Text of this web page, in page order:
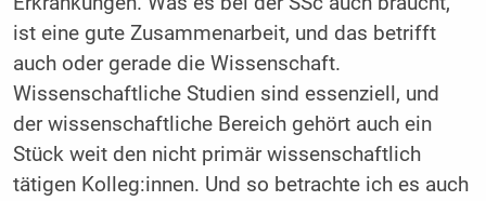
ist eine gute Zusammenarbeit, und das betrifft
auch oder gerade die Wissenschaft.
Wissenschaftliche Studien sind essenziell, und
der wissenschaftliche Bereich gehört auch ein
Stück weit den nicht primär wissenschaftlich
tätigen Kolleg:innen. Und so betrachte ich es auch